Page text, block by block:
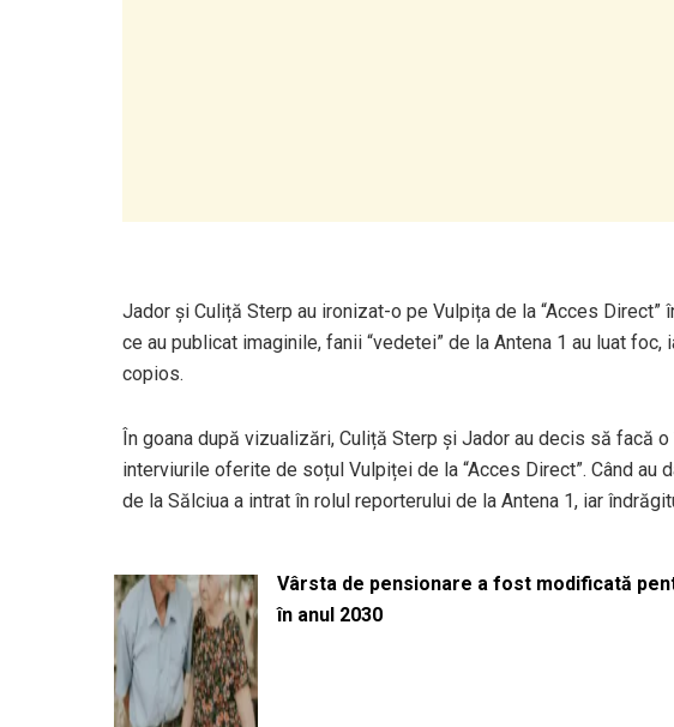
Jador și Culiță Sterp au ironizat-o pe Vulpița de la “Acces
ce au publicat imaginile, fanii “vedetei” de la Antena 1 au luat
copios.
În goana după vizualizări, Culiță Sterp și Jador au decis să facă
interviurile oferite de soțul Vulpiței de la “Acces Direct”. Când au
de la Sălciua a intrat în rolul reporterului de la Antena 1, iar
Vârsta de pensionare a fost modificată
în anul 2030